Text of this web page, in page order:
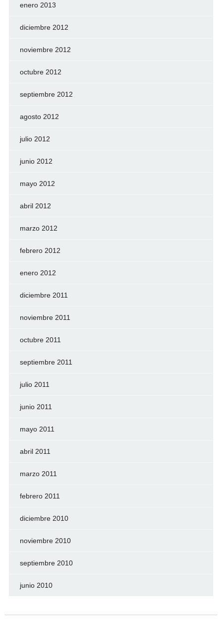
enero 2013
diciembre 2012
noviembre 2012
octubre 2012
septiembre 2012
agosto 2012
julio 2012
junio 2012
mayo 2012
abril 2012
marzo 2012
febrero 2012
enero 2012
diciembre 2011
noviembre 2011
octubre 2011
septiembre 2011
julio 2011
junio 2011
mayo 2011
abril 2011
marzo 2011
febrero 2011
diciembre 2010
noviembre 2010
septiembre 2010
junio 2010